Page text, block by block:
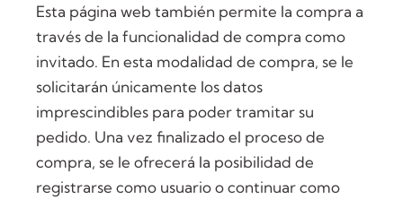
Esta página web también permite la compra a
través de la funcionalidad de compra como
invitado. En esta modalidad de compra, se le
solicitarán únicamente los datos
imprescindibles para poder tramitar su
pedido. Una vez finalizado el proceso de
compra, se le ofrecerá la posibilidad de
registrarse como usuario o continuar como